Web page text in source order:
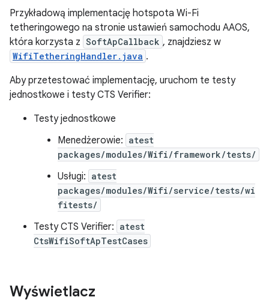
Przykładową implementację hotspota Wi-Fi
tetheringowego na stronie ustawień samochodu AAOS,
która korzysta z SoftApCallback , znajdziesz w
WifiTetheringHandler.java .
Aby przetestować implementację, uruchom te testy
jednostkowe i testy CTS Verifier:
Testy jednostkowe
Menedżerowie: atest
packages/modules/Wifi/framework/tests/
Usługi: atest
packages/modules/Wifi/service/tests/wi
fitests/
Testy CTS Verifier: atest
CtsWifiSoftApTestCases
Wyświetlacz